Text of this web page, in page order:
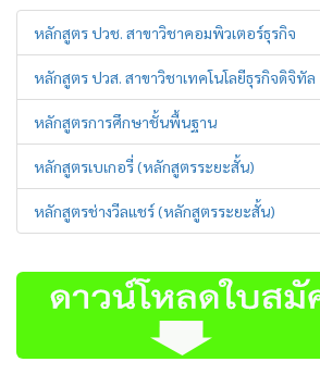
หลักสูตร ปวช. สาขาวิชาคอมพิวเตอร์ธุรกิจ
หลักสูตร ปวส. สาขาวิชาเทคโนโลยีธุรกิจดิจิทัล
หลักสูตรการศึกษาชั้นพื้นฐาน
หลักสูตรเบเกอรี่ (หลักสูตรระยะสั้น)
หลักสูตรช่างวีลแชร์ (หลักสูตรระยะสั้น)